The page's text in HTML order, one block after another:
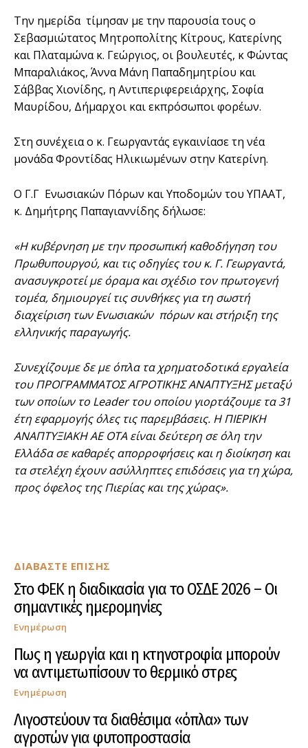
ΔΙΑΒΑΣΤΕ ΕΠΙΣΗΣ
Στο ΦΕΚ η διαδικασία για το ΟΣΔΕ 2026 – Οι
σημαντικές ημερομηνίες
Ενημέρωση
Πως η γεωργία και η κτηνοτροφία μπορούν
να αντιμετωπίσουν το θερμικό στρες
Ενημέρωση
Λιγοστεύουν τα διαθέσιμα «όπλα» των
αγροτών για φυτοπροστασία
Την ημερίδα τίμησαν με την παρουσία τους ο
Σεβασμιώτατος Μητροπολίτης Κίτρους, Κατερίνης
και Πλαταμώνα κ. Γεώργιος, οι βουλευτές, κ Φώντας
Μπαραλιάκος, Άννα Μάνη Παπαδημητρίου και
Σάββας Χιονίδης, η Αντιπεριφερειάρχης, Σοφία
Μαυρίδου, Δήμαρχοι και εκπρόσωποι φορέων.
Στη συνέχεια ο κ. Γεωργαντάς εγκαινίασε τη νέα
μονάδα Φροντίδας Ηλικιωμένων στην Κατερίνη.
Ο Γ.Γ Ενωσιακών Πόρων και Υποδομών του ΥΠΑΑΤ,
κ. Δημήτρης Παπαγιαννίδης δήλωσε:
«Η κυβέρνηση με την προσωπική καθοδήγηση του
Πρωθυπουργού, και τις οδηγίες του κ. Γ. Γεωργαντά,
ανασυγκροτεί με όραμα και σχέδιο τον πρωτογενή
τομέα, δημιουργεί τις συνθήκες για τη σωστή
διαχείριση των Ενωσιακών πόρων και στήριξη της
ελληνικής παραγωγής.
Συνεχίζουμε δε με όπλα τα χρηματοδοτικά εργαλεία
του ΠΡΟΓΡΑΜΜΑΤΟΣ ΑΓΡΟΤΙΚΗΣ ΑΝΑΠΤΥΞΗΣ μεταξύ
των οποίων το Leader του οποίου γιορτάζουμε τα 31
έτη εφαρμογής όλες τις παρεμβάσεις. Η ΠΙΕΡΙΚΗ
ΑΝΑΠΤΥΞΙΑΚΗ ΑΕ ΟΤΑ είναι δεύτερη σε όλη την
Ελλάδα σε καθαρές απορροφήσεις και η διοίκηση και
τα στελέχη έχουν ασύλληπτες επιδόσεις για τη χώρα,
προς όφελος της Πιερίας και της χώρας».